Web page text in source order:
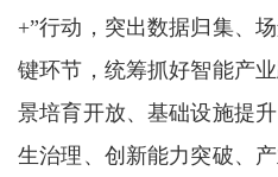
+”行动，突出数据归集、
键环节，统筹抓好智能产
景培育开放、基础设施提
生治理、创新能力突破、